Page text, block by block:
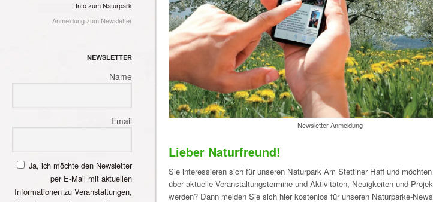
Info zum Naturpark
Anmeldung zum Newsletter
NEWSLETTER
Name
Email
Ja, ich möchte den Newsletter
per E-Mail mit aktuellen
Informationen zu Veranstaltungen,
Newsletter Anmeldung
Lieber Naturfreund!
Sie interessieren sich für unseren Naturpark Am Stettiner Haff und
über aktuelle Veranstaltungstermine und Aktivitäten, Neuigkeiten und
werden? Dann melden Sie sich hier kostenlos für unseren Naturparke-